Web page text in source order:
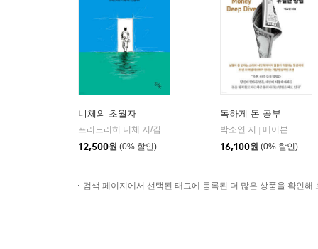
니체의 초월자
12,500원 (0% 할인)
독하게 돈 공부
박소연 저 | 메이븐
16,100원 (0% 할인)
검색 페이지에서 선택된 태그에 등록된 더 많은 상품을 확인해